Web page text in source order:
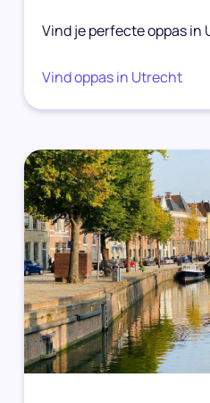
Vind je perfecte oppas in
Vind oppas in Utrecht